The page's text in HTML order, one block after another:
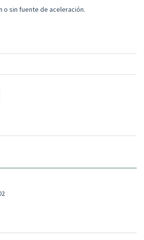
o sin fuente de aceleración.